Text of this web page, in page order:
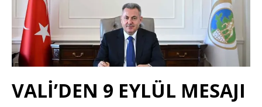
VALİ’DEN 9 EYLÜL MESAJI